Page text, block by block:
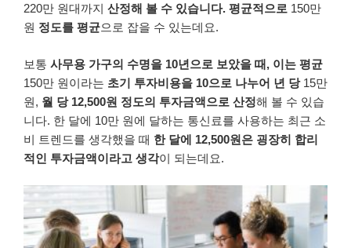
220만 원대까지 산정해 볼 수 있습니다. 평균적으로 150만
원 정도를 평균으로 잡을 수 있는데요.
보통 사무용 가구의 수명을 10년으로 보았을 때, 이는 평균
150만 원이라는 초기 투자비용을 10으로 나누어 년 당 15만
원, 월 당12,500원 정도의 투자금액으로 산정해 볼 수 있습
니다. 한 달에 10만 원에 달하는 통신료를 사용하는 최근 소
비 트렌드를 생각했을 때 한 달에 12,500원은 굉장히 합리
적인 투자금액이라고 생각이 되는데요.